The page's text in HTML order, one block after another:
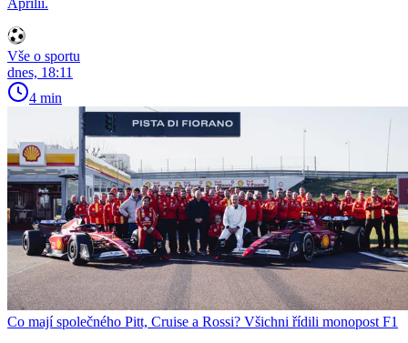
Vše o sportu
dnes, 18:11
4 min
Co mají společného Pitt, Cruise a Rossi? Všichni řídili monopost F1